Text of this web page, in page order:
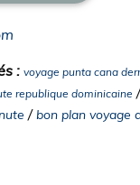
: voyage punta cana
republique dominicaine
/bon plan voyage